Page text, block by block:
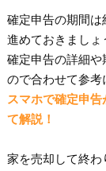
確定申告の期間は
進めておきましょ
確定申告の詳細や
ので合わせて参考
スマホで確定申
て解説！
家を売却して終